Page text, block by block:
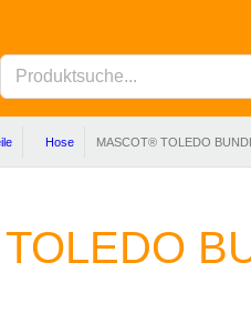
Hose MASCOT® TOLEDO